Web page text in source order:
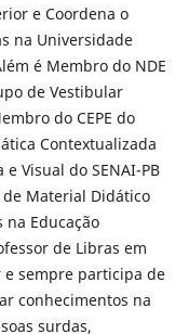
e Coordena o
na Universidade
é Membro do NDE
de Vestibular
do CEPE do
Contextualizada
Visual do SENAI-PB
Material Didático
Educação
de Libras em
sempre participa de
conhecimentos na
surdas,